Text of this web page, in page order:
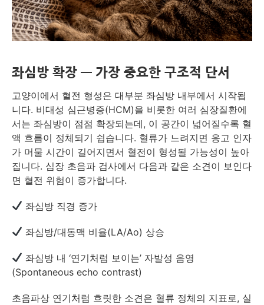
좌심방 확장 — 가장 중요한 구조적 단서
고양이에서 혈전 형성은 대부분 좌심방 내부에서 시작됩
니다. 비대성 심근병증(HCM)을 비롯한 여러 심장질환에
서는 좌심방이 점점 확장되는데, 이 공간이 넓어질수록 혈
액 흐름이 정체되기 쉽습니다. 혈류가 느려지면 응고 인자
가 머물 시간이 길어지면서 혈전이 형성될 가능성이 높아
집니다. 심장 초음파 검사에서 다음과 같은 소견이 보인다
면 혈전 위험이 증가합니다.
좌심방 직경 증가
좌심방/대동맥 비율(LA/Ao) 상승
좌심방 내 ‘연기처럼 보이는’ 자발성 음영
(Spontaneous echo contrast)
초음파상 연기처럼 흐릿한 소견은 혈류 정체의 지표로, 실